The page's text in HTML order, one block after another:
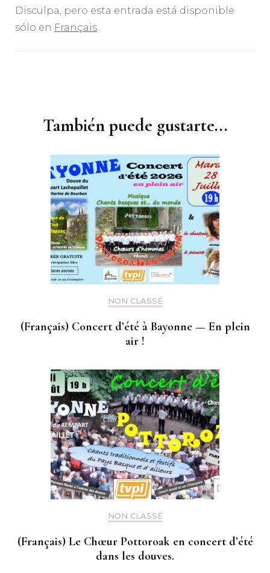
Disculpa, pero esta entrada está disponible
sólo en Français
entradas
También puede gustarte...
NON CLASSÉ
(Français) Concert d’été à Bayonne — En plein
air !
NON CLASSÉ
(Français) Le Chœur Pottoroak en concert d’été
dans les douves.